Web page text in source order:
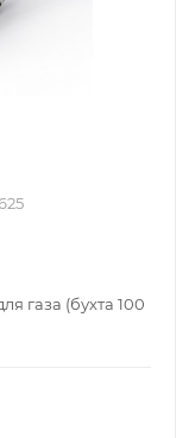
газа (бухта 100